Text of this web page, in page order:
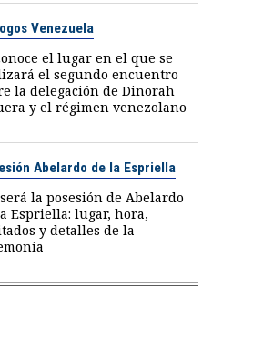
Venezuela
el lugar en el que se
el segundo encuentro
la delegación de Dinorah
y el régimen venezolano
Abelardo de la Espriella
la posesión de Abelardo
Espriella: lugar, hora,
y detalles de la